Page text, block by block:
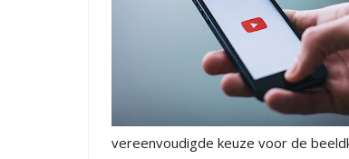
vereenvoudigde keuze voor de